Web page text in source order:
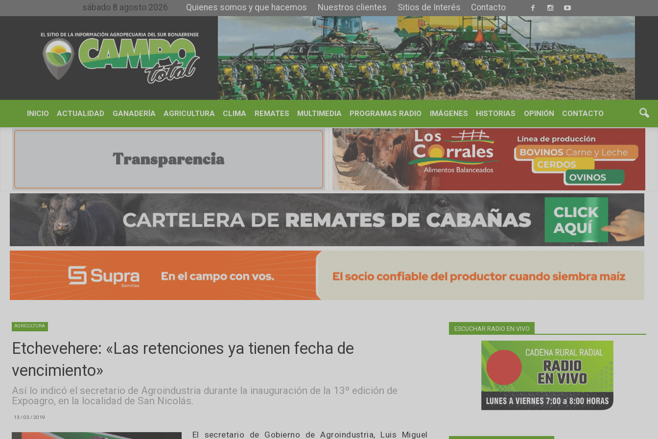
sábado 8 agosto 2026 Quienes somos y que hacemos Nuestros clientes Sitios de Interés Contacto
REMATES MULTIMEDIA PROGRAMAS RADIO IMÁGENES HISTORIAS OPINIÓN CONTACTO
Etchevehere: «Las retenciones ya tienen fecha de
vencimiento»
Así lo indicó el secretario de Agroindustria durante la inauguración de la 13º edición de
ESCUCHAR RADIO EN VIVO